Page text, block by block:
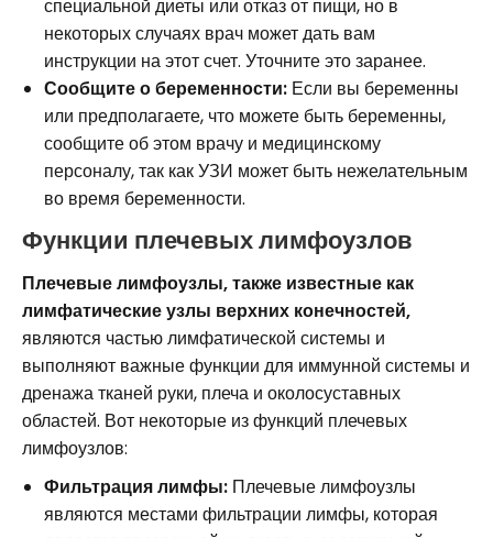
специальной диеты или отказ от пищи, но в
некоторых случаях врач может дать вам
инструкции на этот счет. Уточните это заранее.
Сообщите о беременности: Если вы беременны
или предполагаете, что можете быть беременны,
сообщите об этом врачу и медицинскому
персоналу, так как УЗИ может быть нежелательным
во время беременности.
Функции плечевых лимфоузлов
Плечевые лимфоузлы, также известные как
лимфатические узлы верхних конечностей,
являются частью лимфатической системы и
выполняют важные функции для иммунной системы и
дренажа тканей руки, плеча и околосуставных
областей. Вот некоторые из функций плечевых
лимфоузлов:
Фильтрация лимфы: Плечевые лимфоузлы
являются местами фильтрации лимфы, которая